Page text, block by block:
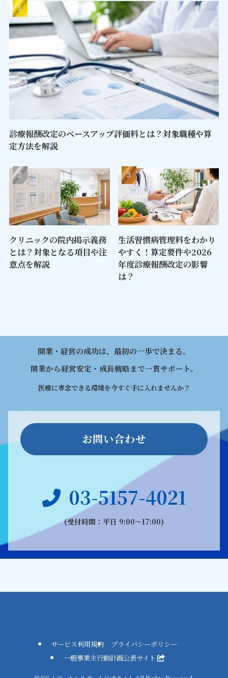
診療報酬改定のベースアップ評価料とは？対象職種や算
定方法を解説
クリニックの院内掲示義務
とは？対象となる項目や注
意点を解説
生活習慣病管理料をわかり
やすく！算定要件や2026
年度診療報酬改定の影響
は？
開業・経営の成功は、最初の一歩で決まる。
開業から経営安定・成長戦略まで一貫サポート。
医療に専念できる環境を今すぐ手に入れませんか？
お問い合わせ
03-5157-4021
(受付時間：平日 9:00〜17:00)
サービス利用規約
プライバシーポリシー
一般事業主行動計画公表サイト